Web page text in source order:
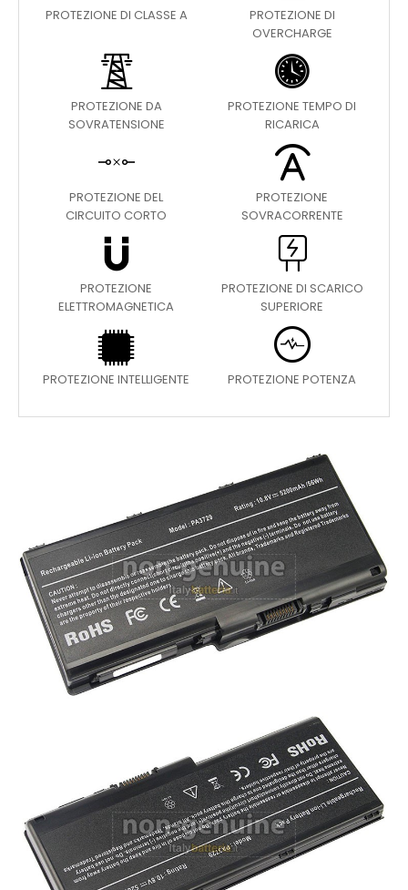
PROTEZIONE DI CLASSE A
PROTEZIONE DI
OVERCHARGE
PROTEZIONE DA
SOVRATENSIONE
PROTEZIONE TEMPO DI
RICARICA
PROTEZIONE DEL
CIRCUITO CORTO
PROTEZIONE
SOVRACORRENTE
PROTEZIONE
ELETTROMAGNETICA
PROTEZIONE DI SCARICO
SUPERIORE
PROTEZIONE INTELLIGENTE PROTEZIONE POTENZA